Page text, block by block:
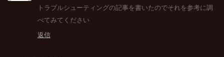
トラブルシューティングの記事を書いたのでそれを参考に調
べてみてください
返信